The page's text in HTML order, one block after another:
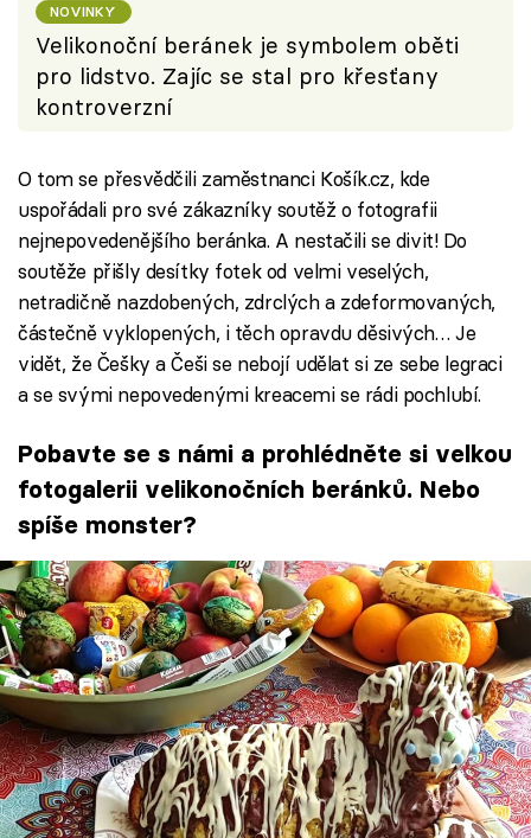
NOVINKY
Velikonoční beránek je symbolem oběti
pro lidstvo. Zajíc se stal pro křesťany
kontroverzní
O tom se přesvědčili zaměstnanci Košík.cz, kde
uspořádali pro své zákazníky soutěž o fotografii
nejnepovedenějšího beránka. A nestačili se divit! Do
soutěže přišly desítky fotek od velmi veselých,
netradičně nazdobených, zdrclých a zdeformovaných,
částečně vyklopených, i těch opravdu děsivých… Je
vidět, že Češky a Češi se nebojí udělat si ze sebe legraci
a se svými nepovedenými kreacemi se rádi pochlubí.
Pobavte se s námi a prohlédněte si velkou
fotogalerii velikonočních beránků. Nebo
spíše monster?